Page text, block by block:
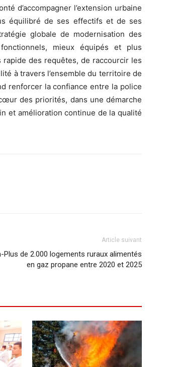
d’accompagner l’extension urbaine
équilibré de ses effectifs et de ses
globale de modernisation des
mieux équipés et plus
des requêtes, de raccourcir les
à travers l’ensemble du territoire de
renforcer la confiance entre la police
des priorités, dans une démarche
et amélioration continue de la qualité
Article suivant
Plus de 2.000 logements ruraux alimentés
en gaz propane entre 2020 et 2025